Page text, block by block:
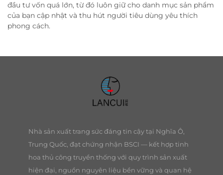
đầu tư vốn quá lớn, từ đó luôn giữ cho danh mục sản phẩm
của bạn cập nhật và thu hút người tiêu dùng yêu thích
phong cách.
Nhà sản xuất trang sức đáng tin cậy tại Nghĩa Ô,
Trung Quốc, đạt chứng nhận BSCI — kết hợp tinh
hoa thủ công truyền thống với quy trình sản xuất
hiện đại, nguồn nguyên liệu bền vững và quan hệ